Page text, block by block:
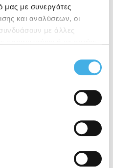
μας με συνεργάτες
και αναλύσεων, οι
με άλλες